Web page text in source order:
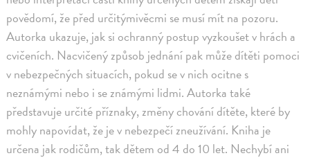
povědomí, že před určitýmivěcmi se musí mít na pozoru.
Autorka ukazuje, jak si ochranný postup vyzkoušet v hrách a
cvičeních. Nacvičený způsob jednání pak může dítěti pomoci
v nebezpečných situacích, pokud se v nich ocitne s
neznámými nebo i se známými lidmi. Autorka také
představuje určité příznaky, změny chování dítěte, které by
mohly napovídat, že je v nebezpečí zneužívání. Kniha je
určena jak rodičům, tak dětem od 4 do 10 let. Nechybí ani